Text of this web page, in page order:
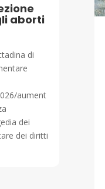
aborti
di
aument
dei
dei diritti